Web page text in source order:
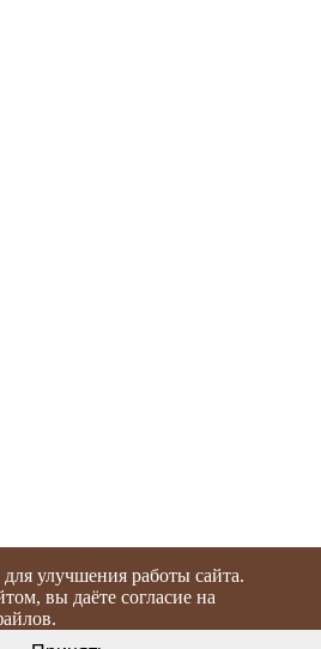
улучшения работы сайта.
вы даёте согласие на
.